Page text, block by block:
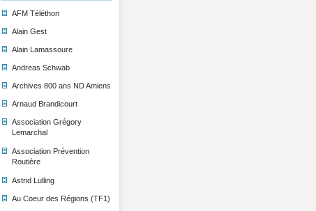
AFM Téléthon
Alain Gest
Alain Lamassoure
Andreas Schwab
Archives 800 ans ND Amiens
Arnaud Brandicourt
Association Grégory
Lemarchal
Association Prévention
Routière
Astrid Lulling
Au Coeur des Régions (TF1)